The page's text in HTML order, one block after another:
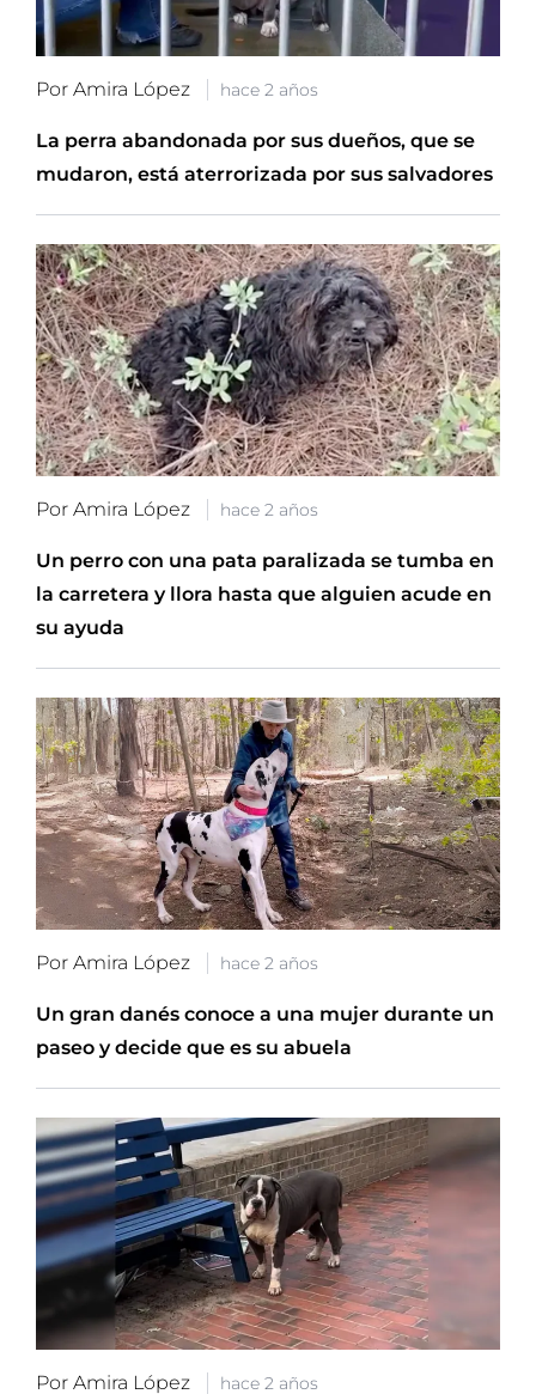
Por Amira López hace 2 años
La perra abandonada por sus dueños, que se
mudaron, está aterrorizada por sus salvadores
Por Amira López hace 2 años
Un perro con una pata paralizada se tumba en
la carretera y llora hasta que alguien acude en
su ayuda
Por Amira López hace 2 años
Un gran danés conoce a una mujer durante un
paseo y decide que es su abuela
Por Amira López hace 2 años